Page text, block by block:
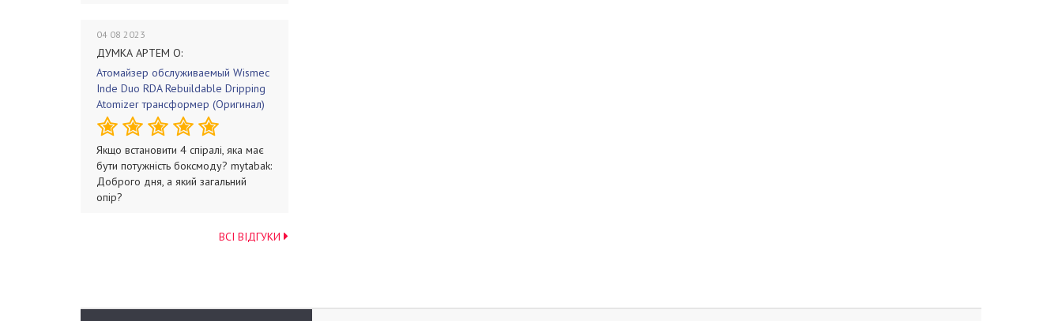
04 08 2023
ДУМКА АРТЕМ О:
Атомайзер обслуживаемый Wismec
Inde Duo RDA Rebuildable Dripping
Atomizer трансформер (Оригинал)
Якщо встановити 4 спіралі, яка має
бути потужність боксмоду? mytabak:
Доброго дня, а який загальний
опір?
ВСІ ВІДГУКИ